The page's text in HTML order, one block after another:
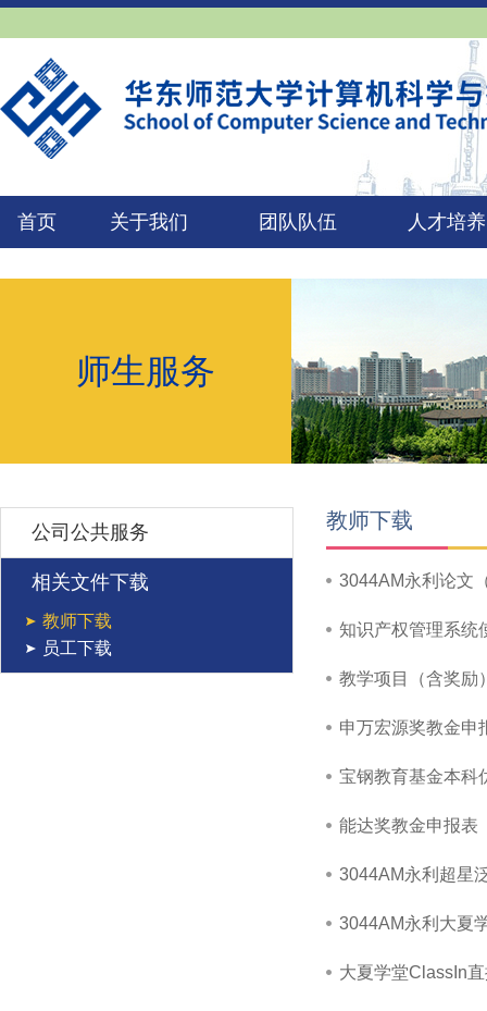
首页 关于我们 团队队伍 人才培养
师生服务
公司公共服务
相关文件下载
教师下载
员工下载
教师下载
3044AM永利论文
知识产权管理系统
教学项目（含奖励
申万宏源奖教金申
宝钢教育基金本科
能达奖教金申报表
3044AM永利超星
3044AM永利大夏
大夏学堂ClassIn